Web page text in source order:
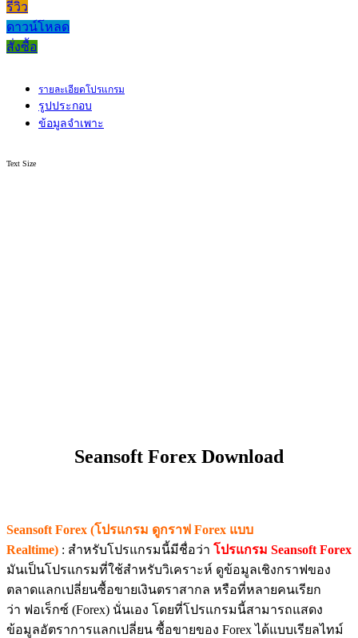
รีวิว
ดาวน์โหลด
สั่งซื้อ
รายละเอียดโปรแกรม
รูปประกอบ
ข้อมูลจำเพาะ
Text Size
Seansoft Forex Download
Seansoft Forex (โปรแกรม ดูกราฟ Forex แบบ
Realtime) : สำหรับโปรแกรมนี้มีชื่อว่า โปรแกรม Seansoft Forex
มันเป็นโปรแกรมที่ใช้สำหรับวิเคราะห์ ดูข้อมูลเชิงกราฟของ
ตลาดแลกเปลี่ยนซื้อขายเงินตราสากล หรือที่หลายคนเรียก
ว่า ฟอเร็กซ์ (Forex) นั่นเอง โดยที่โปรแกรมนี้สามารถแสดง
ข้อมูลอัตราการแลกเปลี่ยน ซื้อขายของ Forex ได้แบบเรียลไทม์